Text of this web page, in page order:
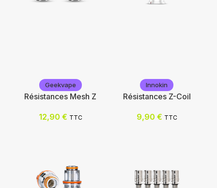
Geekvape
Résistances Mesh Z
12,90 € TTC
Innokin
Résistances Z-Coil
9,90 € TTC